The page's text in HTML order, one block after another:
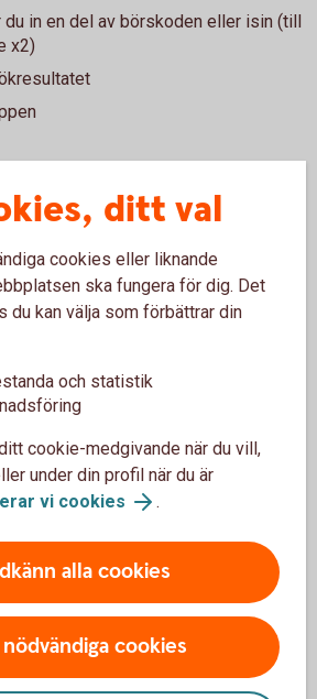
in en del av börskoden eller isin (till
x2)
Bull & Bear-certifikat betalar
som vid aktieköp. Handel med
certifikat i internetbanken och
för övriga kanaler gäller ordinarie
en spread mellan köp och säljkurs
stängningskurs justerat med
certifikats slutliga villkor för
Bear-certifikat finns slutliga villkor.
så kallade ETN:er, Exchange Traded
dokumenteras dessa som
att du läser dessa villkor
av Finansinspektionen godkända
du handlar. Slutliga villkor samt
ditt val
cookies eller liknande
ska fungera för dig. Det
du kan välja som förbättrar din
och statistik
cookie-medgivande när du vill,
under din profil när du är
vi cookies .
alla cookies
nödvändiga cookies